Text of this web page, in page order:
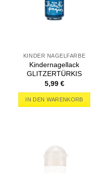
KINDER NAGELFARBE
Kindernagellack
GLITZERTÜRKIS
5,99 €
IN DEN WARENKORB